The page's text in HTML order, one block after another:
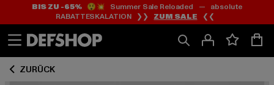
Zum
Inhalt
springen
Zum
Fußzeile
springen
BIS ZU -65%😲💥 Summer Sale Reloaded — absolute
RABATTESKALATION ❯❯ ZUM SALE ❮❮
ZURÜCK